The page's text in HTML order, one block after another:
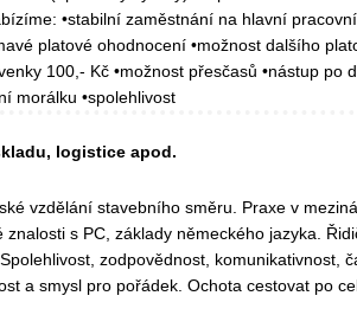
•stabilní zaměstnání na hlavní
platové ohodnocení •možnost dalšího
100,- Kč •možnost přesčasů •nástup po
morálku •spolehlivost
logistice apod.
vzdělání stavebního směru. Praxe v
znalosti s PC, základy německého jazyka.
zodpovědnost, komunikativnost,
a smysl pro pořádek. Ochota cestovat po